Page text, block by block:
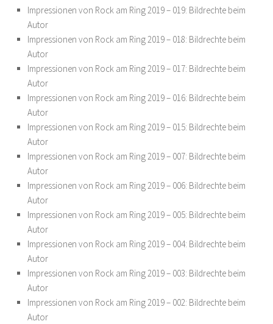
Impressionen von Rock am Ring 2019 – 019: Bildrechte beim
Autor
Impressionen von Rock am Ring 2019 – 018: Bildrechte beim
Autor
Impressionen von Rock am Ring 2019 – 017: Bildrechte beim
Autor
Impressionen von Rock am Ring 2019 – 016: Bildrechte beim
Autor
Impressionen von Rock am Ring 2019 – 015: Bildrechte beim
Autor
Impressionen von Rock am Ring 2019 – 007: Bildrechte beim
Autor
Impressionen von Rock am Ring 2019 – 006: Bildrechte beim
Autor
Impressionen von Rock am Ring 2019 – 005: Bildrechte beim
Autor
Impressionen von Rock am Ring 2019 – 004: Bildrechte beim
Autor
Impressionen von Rock am Ring 2019 – 003: Bildrechte beim
Autor
Impressionen von Rock am Ring 2019 – 002: Bildrechte beim
Autor